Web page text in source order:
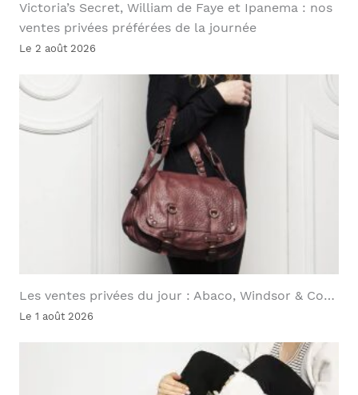
Victoria’s Secret, William de Faye et Ipanema : nos
ventes privées préférées de la journée
Le 2 août 2026
Les ventes privées du jour : Abaco, Windsor & Co…
Le 1 août 2026